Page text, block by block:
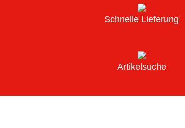
Schnelle Lieferung
Artikelsuche